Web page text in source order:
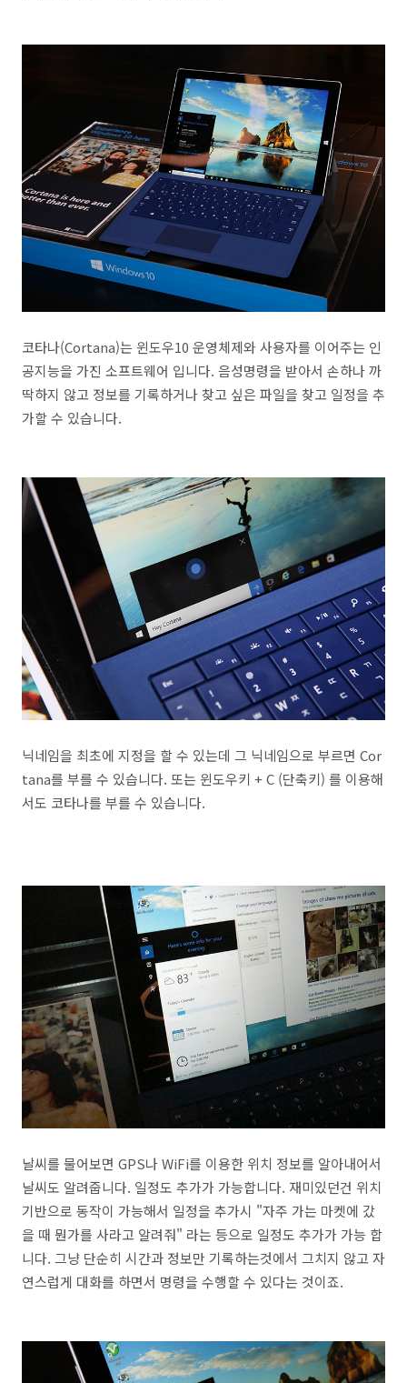
코타나(Cortana)는 윈도우10 운영체제와 사용자를 이어주는 인
공지능을 가진 소프트웨어 입니다. 음성명령을 받아서 손하나 까
딱하지 않고 정보를 기록하거나 찾고 싶은 파일을 찾고 일정을 추
가할 수 있습니다.
닉네임을 최초에 지정을 할 수 있는데 그 닉네임으로 부르면 Cor
tana를 부를 수 있습니다. 또는 윈도우키 + C (단축키) 를 이용해
서도 코타나를 부를 수 있습니다.
날씨를 물어보면 GPS나 WiFi를 이용한 위치 정보를 알아내어서
날씨도 알려줍니다. 일정도 추가가 가능합니다. 재미있던건 위치
기반으로 동작이 가능해서 일정을 추가시 "자주 가는 마켓에 갔
을 때 뭔가를 사라고 알려줘" 라는 등으로 일정도 추가가 가능 합
니다. 그냥 단순히 시간과 정보만 기록하는것에서 그치지 않고 자
연스럽게 대화를 하면서 명령을 수행할 수 있다는 것이죠.